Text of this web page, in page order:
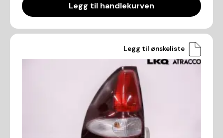
Legg til handlekurven
Legg til ønskeliste